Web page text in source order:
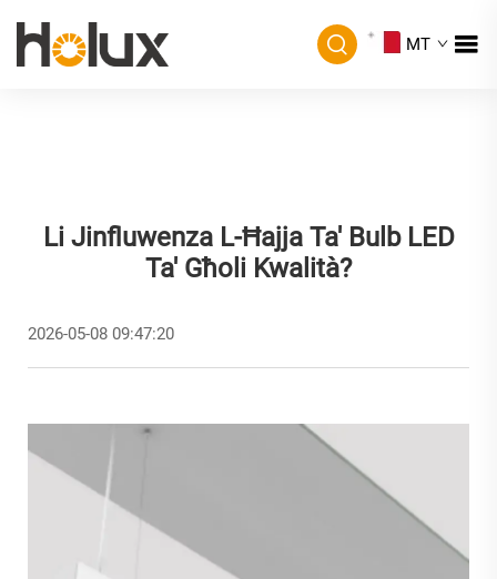
MT
Li Jinfluwenza L-Ħajja Ta' Bulb LED
Ta' Għoli Kwalità?
2026-05-08 09:47:20